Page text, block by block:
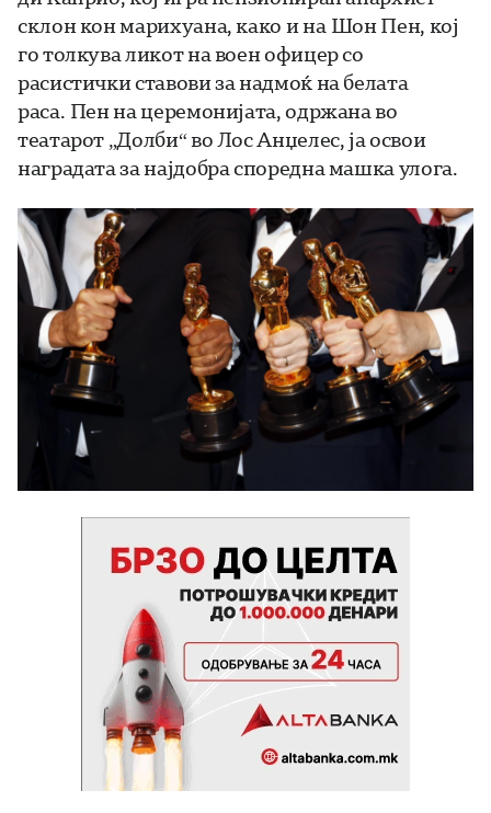
склон кон марихуана, како и на Шон Пен, кој
го толкува ликот на воен офицер со
расистички ставови за надмоќ на белата
раса. Пен на церемонијата, одржана во
театарот „Долби“ во Лос Анџелес, ја освои
наградата за најдобра споредна машка улога.